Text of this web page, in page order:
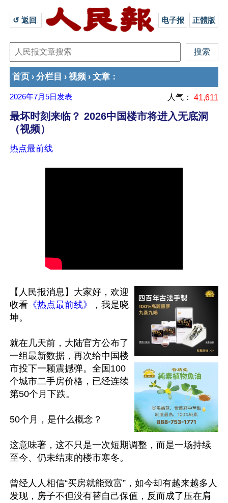
↺ 返回 电子报 正體版
首页 › 分栏目 › 视频 › 文章 ：
2026年7月5日 发表 人气： 41,611
最坏时刻来临？ 2026中国楼市将进入无底洞
（视频）
热点最前线
【人民报消息】大家好，欢迎
收看 《热点最前线》
，我是晓
坤。
就在几天前，大陆官方公布了
一组最新数据，再次给中国楼
市投下一颗震撼弹。全国100
个城市二手房价格，已经连续
第50个月下跌。
50个月，是什么概念？
这意味著，这不只是一次短期调整，而是一场持续
至今、仍未结束的楼市寒冬。
曾经人人相信“买房就能致富”，如今却有越来越多人
发现，房子不但没有替自己保值，反而成了压在肩